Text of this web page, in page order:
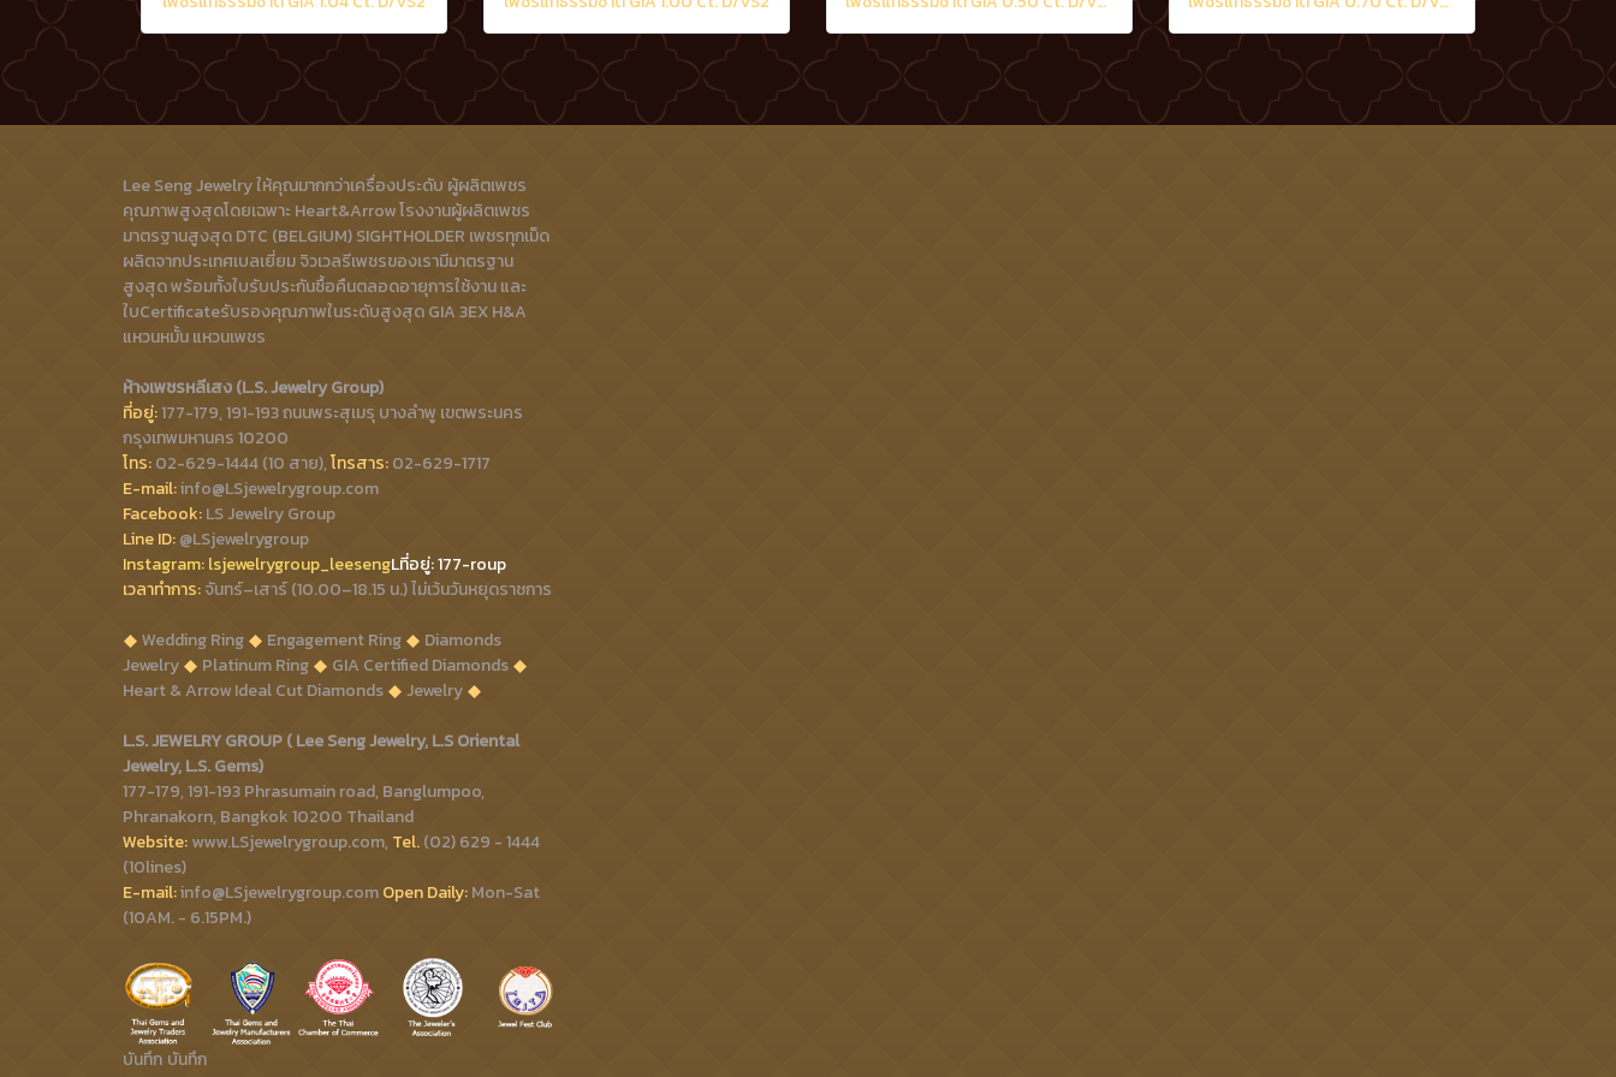
Lee Seng Jewelry ให้คุณมากกว่าเครื่องประดับ ผู้ผลิตเพชร
คุณภาพสูงสุดโดยเฉพาะ Heart&Arrow โรงงานผู้ผลิตเพชร
มาตรฐานสูงสุด DTC (BELGIUM) SIGHTHOLDER เพชรทุกเม็ด
ผลิตจากประเทศเบลเยี่ยม จิวเวลรีเพชรของเรามีมาตรฐาน
สูงสุด พร้อมทั้งใบรับประกันซื้อคืนตลอดอายุการใช้งาน และ
ใบCertificateรับรองคุณภาพในระดับสูงสุด GIA 3EX H&A
แหวนหมั้น แหวนเพชร
ห้างเพชรหลีเสง (L.S. Jewelry Group)
ที่อยู่:177-179, 191-193 ถนนพระสุเมรุ บางลำพู เขตพระนคร
กรุงเทพมหานคร 10200
โทร:02-629-1444 (10 สาย),โทรสาร:02-629-1717
E-mail:info@LSjewelrygroup.com
Facebook:LS Jewelry Group
Line ID:@LSjewelrygroup
Instagram:lsjewelrygroup_leesengLที่อยู่: 177-roup
เวลาทำการ:จันทร์–เสาร์ (10.00–18.15 น.) ไม่เว้นวันหยุดราชการ
Wedding Ring
Engagement Ring
Diamonds
Jewelry
Platinum Ring
GIA Certified Diamonds
Heart & Arrow Ideal Cut Diamonds
Jewelry
L.S. JEWELRY GROUP ( Lee Seng Jewelry, L.S Oriental
Jewelry, L.S. Gems)
177-179, 191-193 Phrasumain road, Banglumpoo,
Phranakorn, Bangkok 10200 Thailand
Website:www.LSjewelrygroup.com, Tel.(02) 629 - 1444
(10lines)
E-mail:info@LSjewelrygroup.comOpen Daily:Mon-Sat
(10AM. - 6.15PM.)
บันทึก บันทึก